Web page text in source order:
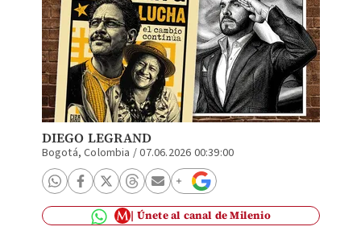
DIEGO LEGRAND
Bogotá, Colombia /07.06.2026 00:39:00
Únete al canal de Milenio